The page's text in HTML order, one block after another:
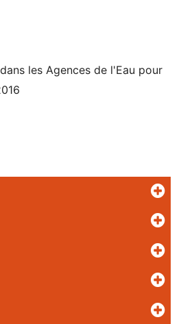
les Agences de l'Eau pour